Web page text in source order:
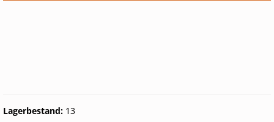
Lagerbestand: 13